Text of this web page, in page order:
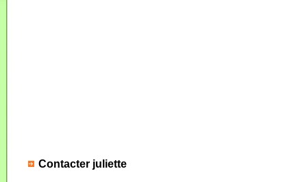
Contacter juliette